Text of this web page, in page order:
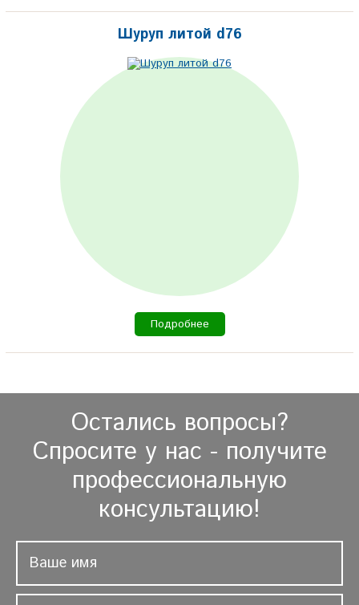
Шуруп литой d76
Подробнее
Остались вопросы?
Спросите у нас - получите
профессиональную
консультацию!